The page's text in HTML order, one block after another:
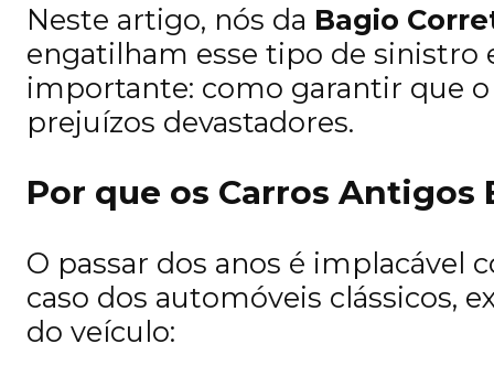
Neste artigo, nós da Bagio
engatilham esse tipo de sinistro
importante: como garantir que
prejuízos devastadores.
Por que os Carros Antigos
O passar dos anos é implacável
caso dos automóveis clássicos,
do veículo: